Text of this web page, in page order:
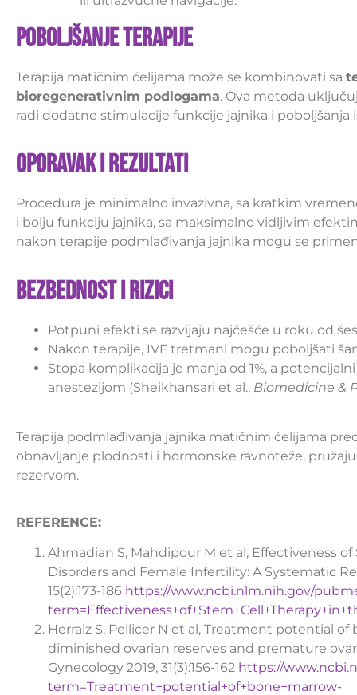
Poboljšanje terapije
Terapija matičnim ćelijama može se kombinovati sa
bioregenerativnim podlogama. Ova metoda
radi dodatne stimulacije funkcije jajnika i poboljšanja
Oporavak i rezultati
Procedura je minimalno invazivna, sa kratkim
i bolju funkciju jajnika, sa maksimalno vidljivim
nakon terapije podmlađivanja jajnika mogu se
Bezbednost i rizici
Potpuni efekti se razvijaju najčešće u roku od
Nakon terapije, IVF tretmani mogu poboljšati
Stopa komplikacija je manja od 1%, a
anestezijom (Sheikhansari et al., Biomedicine &
Terapija podmlađivanja jajnika matičnim ćelijama
obnavljanje plodnosti i hormonske ravnoteže,
rezervom.
REFERENCE:
Ahmadian S, Mahdipour M et al, Effectiveness
Disorders and Female Infertility: A Systematic
15(2):173-186 https://www.ncbi.nlm.nih.gov/
Herraiz S, Pellicer N et al, Treatment potential
diminished ovarian reserves and premature
Gynecology 2019, 31(3):156-162 https://
term=Treatment+potential+of+bone+marrow-